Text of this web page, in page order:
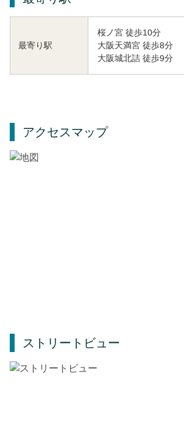
最寄り駅
桜ノ宮 徒歩10分
大阪天満宮 徒歩8分
大阪城北詰 徒歩9分
アクセスマップ
ストリートビュー